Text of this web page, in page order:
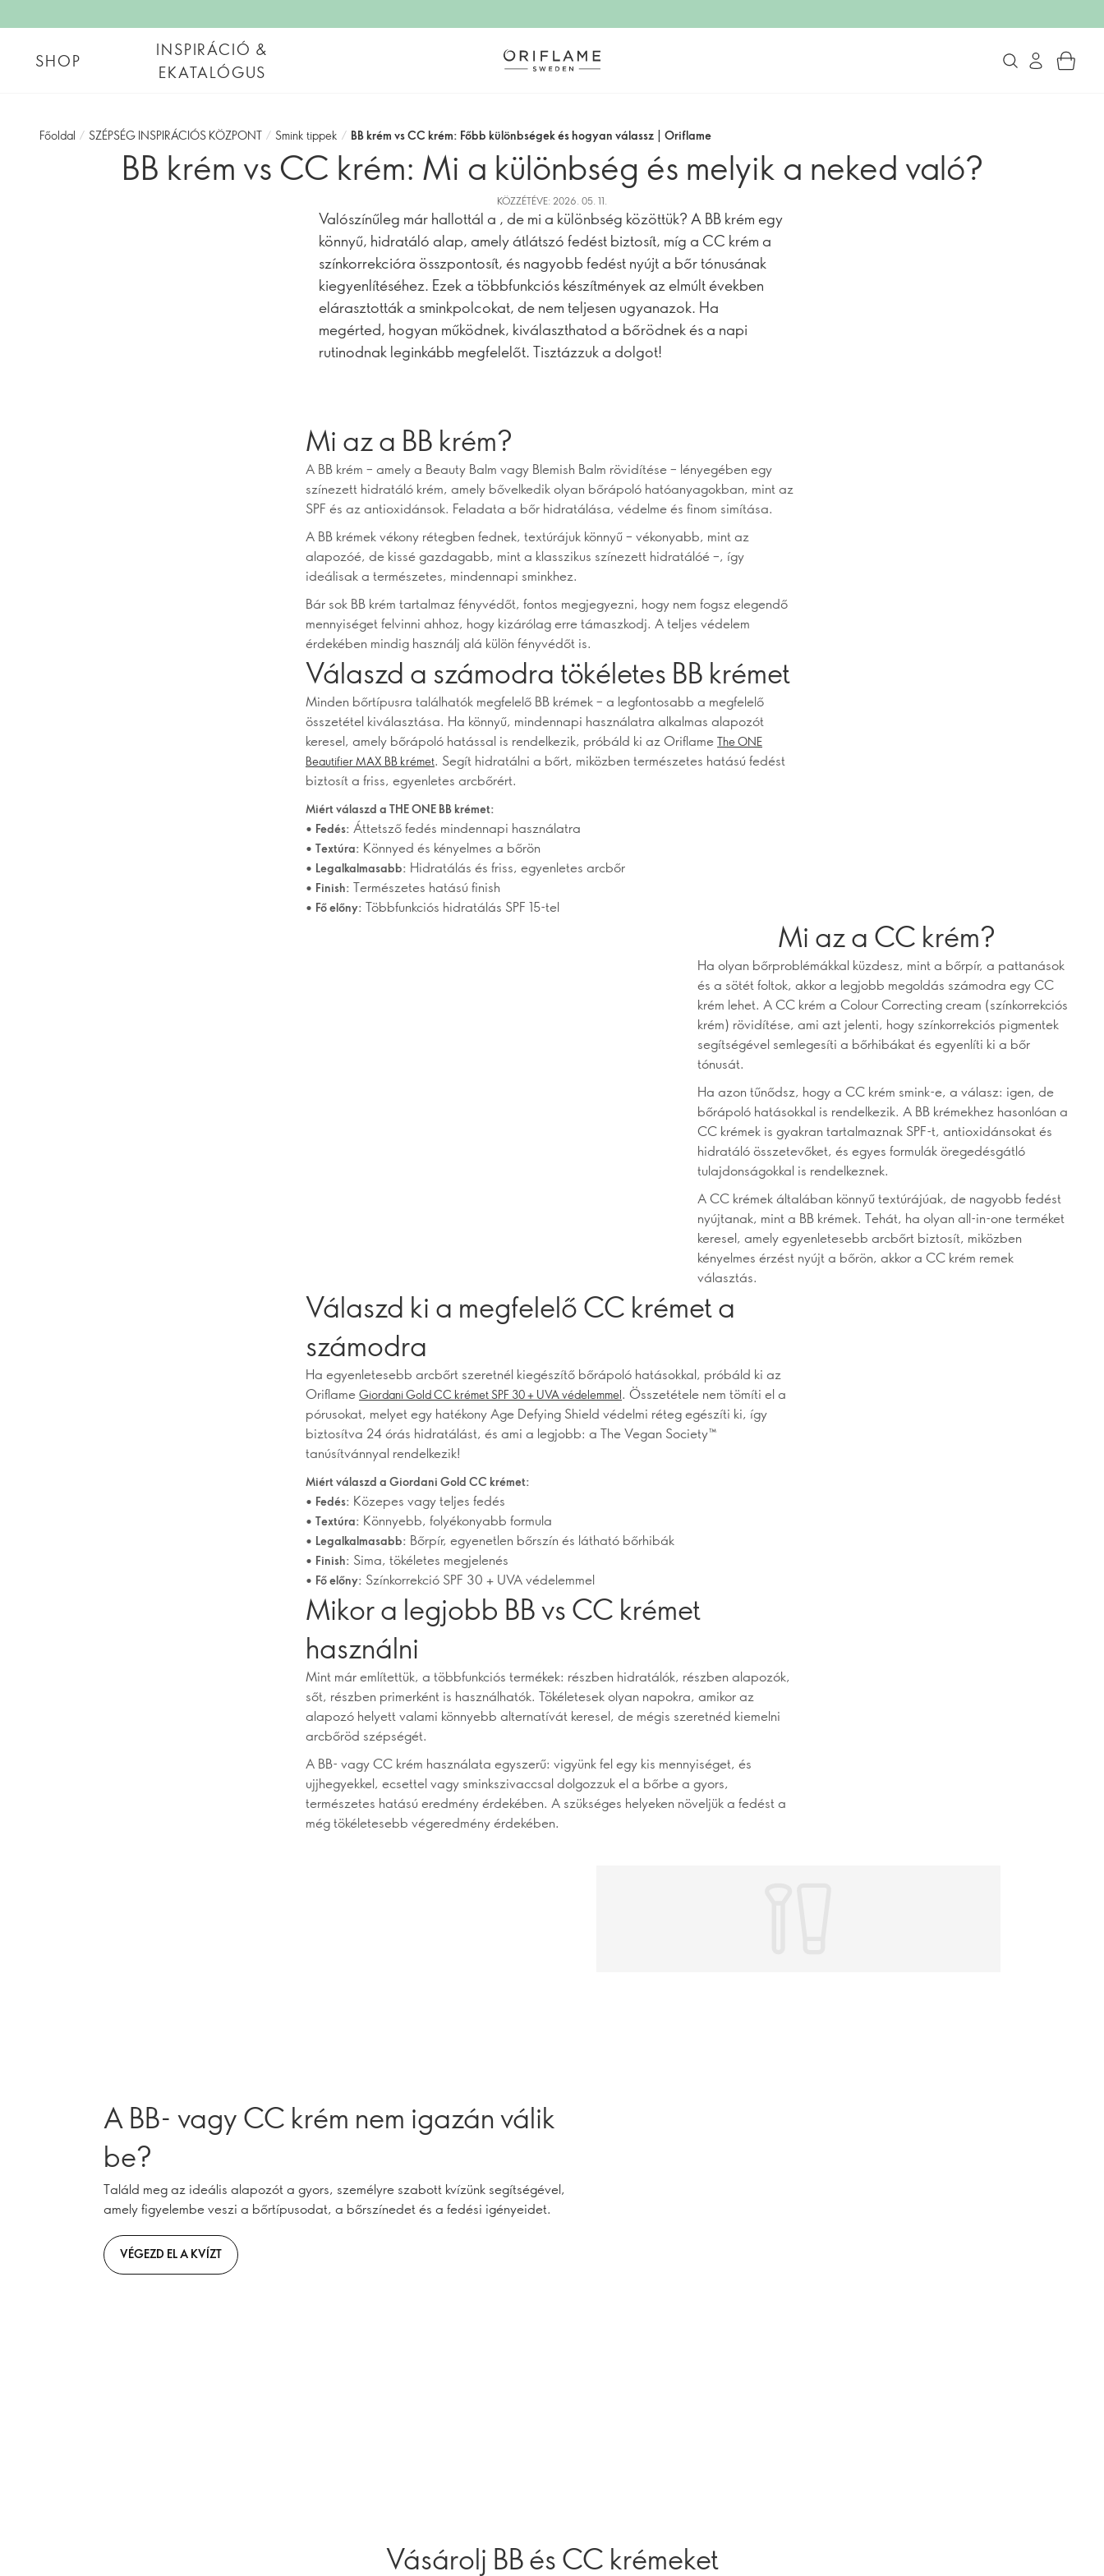
SHOP
INSPIRÁCIÓ &
EKATALÓGUS
Főoldal / SZÉPSÉG INSPIRÁCIÓS KÖZPONT / Smink tippek / BB krém vs CC krém: Főbb különbségek és hogyan válassz | Oriflame
BB krém vs CC krém: Mi a különbség és melyik a neked való?
KÖZZÉTÉVE: 2026. 05. 11.
Valószínűleg már hallottál a , de mi a különbség közöttük? A BB krém egy
könnyű, hidratáló alap, amely átlátszó fedést biztosít, míg a CC krém a
színkorrekcióra összpontosít, és nagyobb fedést nyújt a bőr tónusának
kiegyenlítéséhez. Ezek a többfunkciós készítmények az elmúlt években
elárasztották a sminkpolcokat, de nem teljesen ugyanazok. Ha
megérted, hogyan működnek, kiválaszthatod a bőrödnek és a napi
rutinodnak leginkább megfelelőt. Tisztázzuk a dolgot!
Mi az a BB krém?
A BB krém – amely a Beauty Balm vagy Blemish Balm rövidítése – lényegében egy
színezett hidratáló krém, amely bővelkedik olyan bőrápoló hatóanyagokban, mint az
SPF és az antioxidánsok. Feladata a bőr hidratálása, védelme és finom simítása.
A BB krémek vékony rétegben fednek, textúrájuk könnyű – vékonyabb, mint az
alapozóé, de kissé gazdagabb, mint a klasszikus színezett hidratálóé –, így
ideálisak a természetes, mindennapi sminkhez.
Bár sok BB krém tartalmaz fényvédőt, fontos megjegyezni, hogy nem fogsz elegendő
mennyiséget felvinni ahhoz, hogy kizárólag erre támaszkodj. A teljes védelem
érdekében mindig használj alá külön fényvédőt is.
Válaszd a számodra tökéletes BB krémet
Minden bőrtípusra találhatók megfelelő BB krémek – a legfontosabb a megfelelő
összetétel kiválasztása. Ha könnyű, mindennapi használatra alkalmas alapozót
keresel, amely bőrápoló hatással is rendelkezik, próbáld ki az Oriflame The ONE
Beautifier MAX BB krémet. Segít hidratálni a bőrt, miközben természetes hatású fedést
biztosít a friss, egyenletes arcbőrért.
Miért válaszd a THE ONE BB krémet:
• Fedés: Áttetsző fedés mindennapi használatra
• Textúra: Könnyed és kényelmes a bőrön
• Legalkalmasabb: Hidratálás és friss, egyenletes arcbőr
• Finish: Természetes hatású finish
• Fő előny: Többfunkciós hidratálás SPF 15-tel
Mi az a CC krém?
Ha olyan bőrproblémákkal küzdesz, mint a bőrpír, a pattanások
és a sötét foltok, akkor a legjobb megoldás számodra egy CC
krém lehet. A CC krém a Colour Correcting cream (színkorrekciós
krém) rövidítése, ami azt jelenti, hogy színkorrekciós pigmentek
segítségével semlegesíti a bőrhibákat és egyenlíti ki a bőr
tónusát.
Ha azon tűnődsz, hogy a CC krém smink-e, a válasz: igen, de
bőrápoló hatásokkal is rendelkezik. A BB krémekhez hasonlóan a
CC krémek is gyakran tartalmaznak SPF-t, antioxidánsokat és
hidratáló összetevőket, és egyes formulák öregedésgátló
tulajdonságokkal is rendelkeznek.
A CC krémek általában könnyű textúrájúak, de nagyobb fedést
nyújtanak, mint a BB krémek. Tehát, ha olyan all-in-one terméket
keresel, amely egyenletesebb arcbőrt biztosít, miközben
kényelmes érzést nyújt a bőrön, akkor a CC krém remek
választás.
Válaszd ki a megfelelő CC krémet a
számodra
Ha egyenletesebb arcbőrt szeretnél kiegészítő bőrápoló hatásokkal, próbáld ki az
Oriflame Giordani Gold CC krémet SPF 30 + UVA védelemmel. Összetétele nem tömíti el a
pórusokat, melyet egy hatékony Age Defying Shield védelmi réteg egészíti ki, így
biztosítva 24 órás hidratálást, és ami a legjobb: a The Vegan Society™
tanúsítvánnyal rendelkezik!
Miért válaszd a Giordani Gold CC krémet:
• Fedés: Közepes vagy teljes fedés
• Textúra: Könnyebb, folyékonyabb formula
• Legalkalmasabb: Bőrpír, egyenetlen bőrszín és látható bőrhibák
• Finish: Sima, tökéletes megjelenés
• Fő előny: Színkorrekció SPF 30 + UVA védelemmel
Mikor a legjobb BB vs CC krémet
használni
Mint már említettük, a többfunkciós termékek: részben hidratálók, részben alapozók,
sőt, részben primerként is használhatók. Tökéletesek olyan napokra, amikor az
alapozó helyett valami könnyebb alternatívát keresel, de mégis szeretnéd kiemelni
arcbőröd szépségét.
A BB- vagy CC krém használata egyszerű: vigyünk fel egy kis mennyiséget, és
ujjhegyekkel, ecsettel vagy sminkszivaccsal dolgozzuk el a bőrbe a gyors,
természetes hatású eredmény érdekében. A szükséges helyeken növeljük a fedést a
még tökéletesebb végeredmény érdekében.
A BB- vagy CC krém nem igazán válik
be?
Találd meg az ideális alapozót a gyors, személyre szabott kvízünk segítségével,
amely figyelembe veszi a bőrtípusodat, a bőrszínedet és a fedési igényeidet.
VÉGEZD EL A KVÍZT
Vásárolj BB és CC krémeket